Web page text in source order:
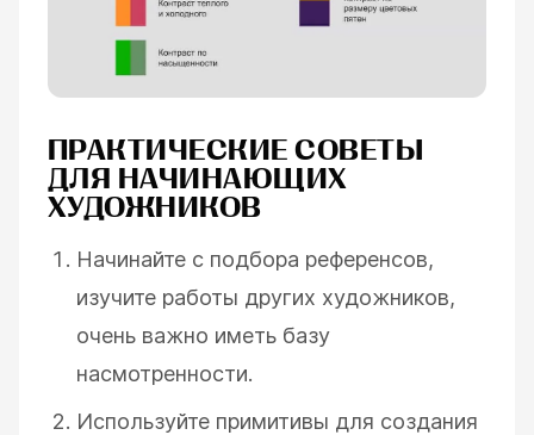
ПРАКТИЧЕСКИЕ СОВЕТЫ
ДЛЯ НАЧИНАЮЩИХ
ХУДОЖНИКОВ
Начинайте с подбора референсов,
изучите работы других художников,
очень важно иметь базу
насмотренности.
Используйте примитивы для создания